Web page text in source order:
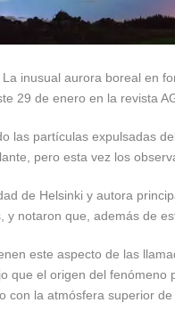
inusual aurora boreal en
29 de enero en la revista
las partículas expulsadas
pero esta vez los
de Helsinki y autora
notaron que, además de
este aspecto de las
que el origen del
la atmósfera superior de